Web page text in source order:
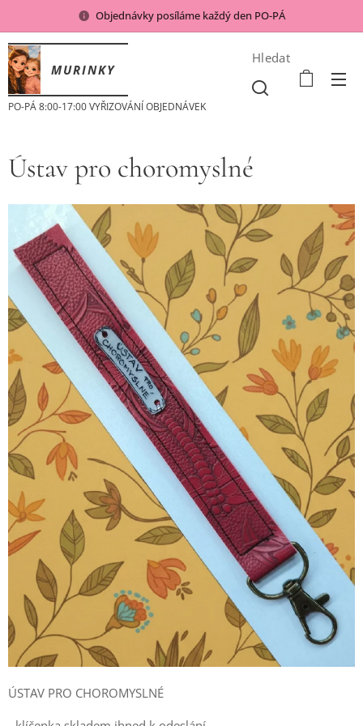
Objednávky posíláme každý den PO-PÁ
MURINKY
PO-PÁ 8:00-17:00 VYŘIZOVÁNÍ OBJEDNÁVEK
Hledat
Ústav pro choromyslné
ÚSTAV PRO CHOROMYSLNÉ